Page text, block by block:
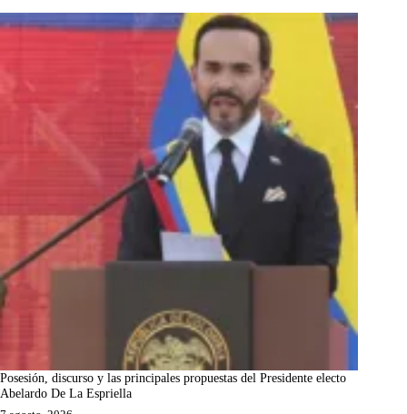
Posesión, discurso y las principales propuestas del Presidente electo
Abelardo De La Espriella